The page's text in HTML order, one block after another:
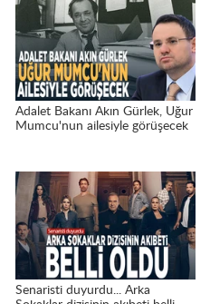
Adalet Bakanı Akın Gürlek, Uğur
Mumcu'nun ailesiyle görüşecek
Senaristi duyurdu... Arka